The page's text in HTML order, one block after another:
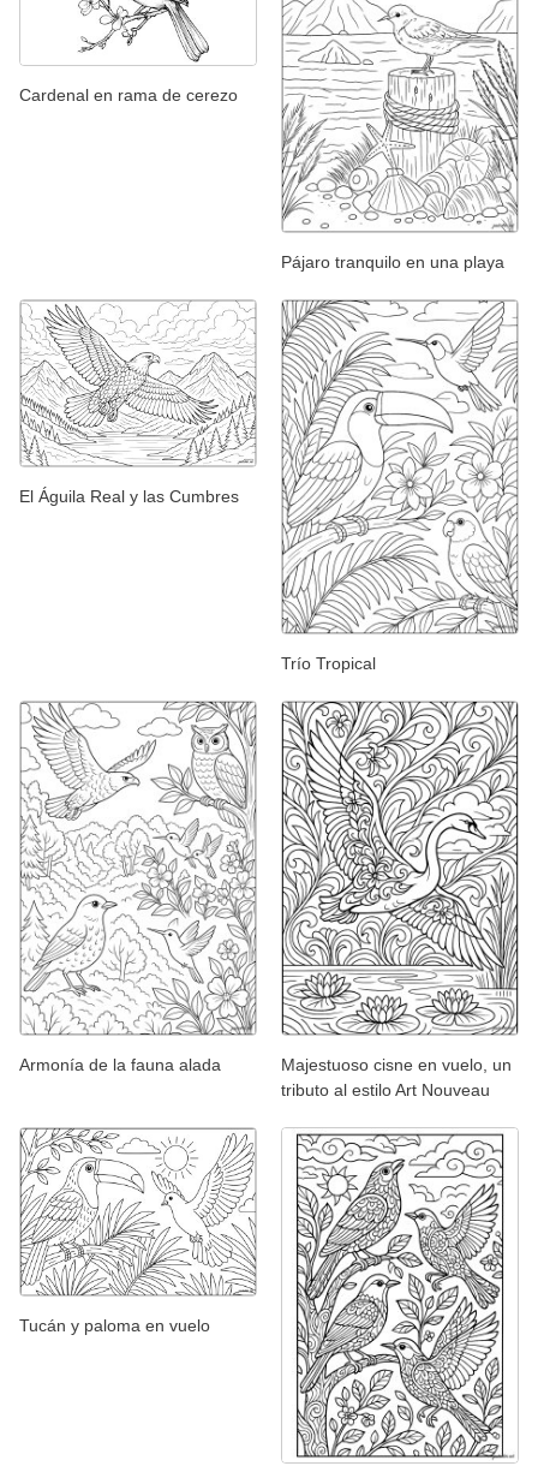
Cardenal en rama de cerezo
Pájaro tranquilo en una playa
El Águila Real y las Cumbres
Trío Tropical
Armonía de la fauna alada
Majestuoso cisne en vuelo, un
tributo al estilo Art Nouveau
Tucán y paloma en vuelo